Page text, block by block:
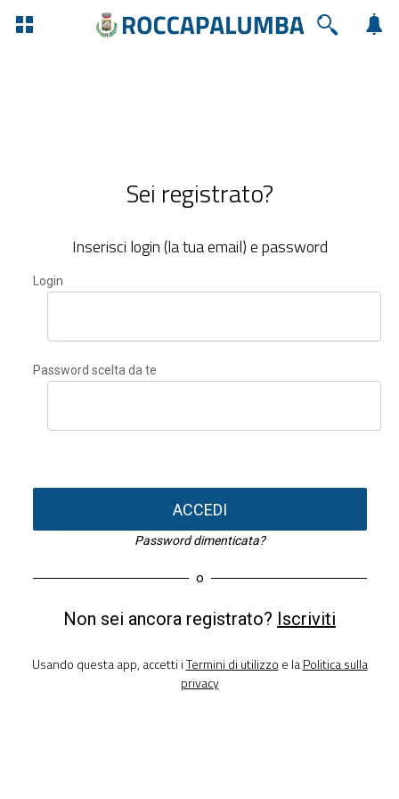
Sei registrato?
Inserisci login (la tua email) e password
Login
Password scelta da te
ACCEDI
Password dimenticata?
o
Non sei ancora registrato? Iscriviti
Usando questa app, accetti iTermini di utilizzo e laPolitica sulla
privacy